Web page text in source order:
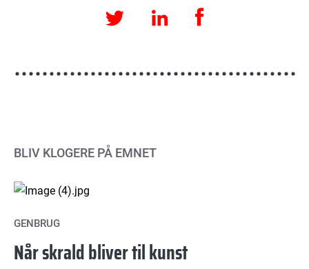
Twitter LinkedInFacebook
BLIV KLOGERE PÅ EMNET
GENBRUG
Når skrald bliver til kunst